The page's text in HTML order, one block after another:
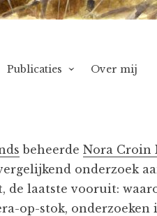
Publicaties Over mij
beheerdeNora Croin
onderzoek
de laatste vooruit:
op-stok, onderzoeken